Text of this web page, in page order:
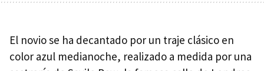
El novio se ha decantado por un traje clásico en
color azul medianoche, realizado a medida por una